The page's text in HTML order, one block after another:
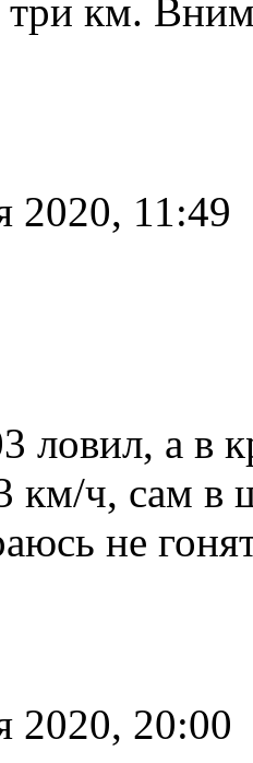
км.
2020, 11:49
ловил, а в
км/ч, сам в
не
2020, 20:00